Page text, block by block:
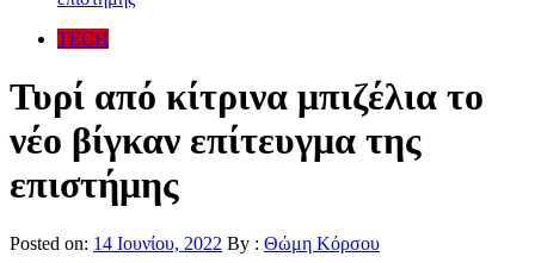
TECH
Τυρί από κίτρινα μπιζέλια το
νέο βίγκαν επίτευγμα της
επιστήμης
Posted on: 14 Ιουνίου, 2022 By : Θώμη Κόρσου